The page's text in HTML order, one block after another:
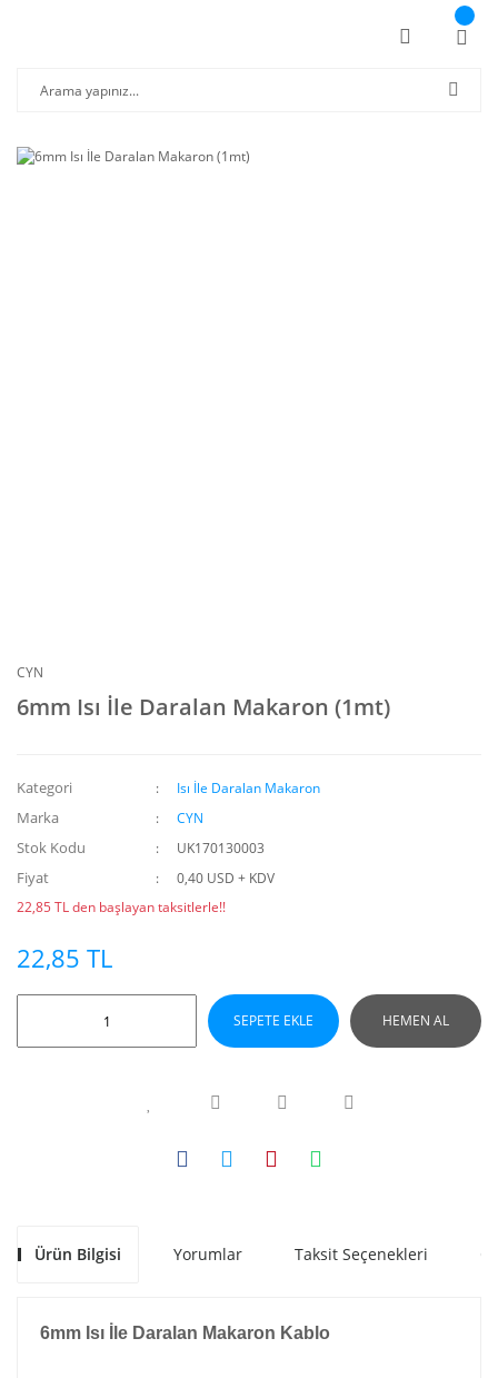
CYN
6mm Isı İle Daralan Makaron (1mt)
Kategori Isı İle Daralan Makaron
Marka CYN
Stok Kodu UK170130003
Fiyat
0,40 USD + KDV
22,85 TL den başlayan taksitlerle!!
22,85 TL
SEPETE EKLE HEMEN AL
Ürün Bilgisi Yorumlar Taksit Seçenekleri
6mm Isı İle Daralan Makaron Kablo